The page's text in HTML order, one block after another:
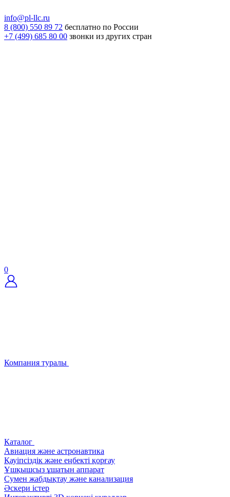
info@pl-llc.ru
8 (800) 550 89 72 бесплатно по России
+7 (499) 685 80 00 звонки из других стран
0
Компания туралы
Каталог
Авиация және астронавтика
Қауіпсіздік және еңбекті қорғау
Ұшқышсыз ұшатын аппарат
Сумен жабдықтау және канализация
Әскери істер